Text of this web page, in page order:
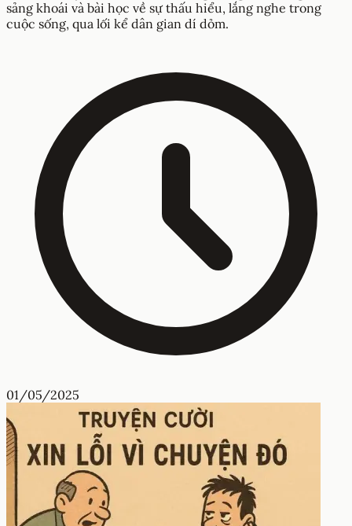
sảng khoái và bài học về sự thấu hiểu, lắng nghe trong
cuộc sống, qua lối kể dân gian dí dỏm.
01/05/2025